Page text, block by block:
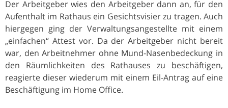
Der Arbeitgeber wies den Arbeitgeber dann an, für den
Aufenthalt im Rathaus ein Gesichtsvisier zu tragen. Auch
hiergegen ging der Verwaltungsangestellte mit einem
„einfachen“ Attest vor. Da der Arbeitgeber nicht bereit
war, den Arbeitnehmer ohne Mund-Nasenbedeckung in
den Räumlichkeiten des Rathauses zu beschäftigen,
reagierte dieser wiederum mit einem Eil-Antrag auf eine
Beschäftigung im Home Office.